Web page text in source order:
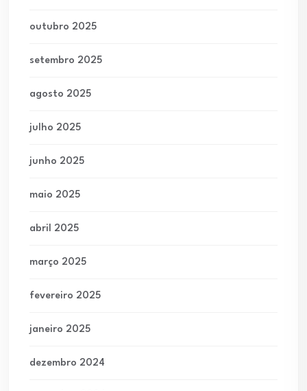
outubro 2025
setembro 2025
agosto 2025
julho 2025
junho 2025
maio 2025
abril 2025
março 2025
fevereiro 2025
janeiro 2025
dezembro 2024